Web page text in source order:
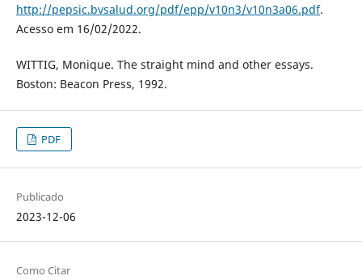
http://pepsic.bvsalud.org/pdf/epp/v10n3/v10n3a06.pdf.
Acesso em 16/02/2022.
WITTIG, Monique. The straight mind and other essays.
Boston: Beacon Press, 1992.
PDF
Publicado
2023-12-06
Como Citar